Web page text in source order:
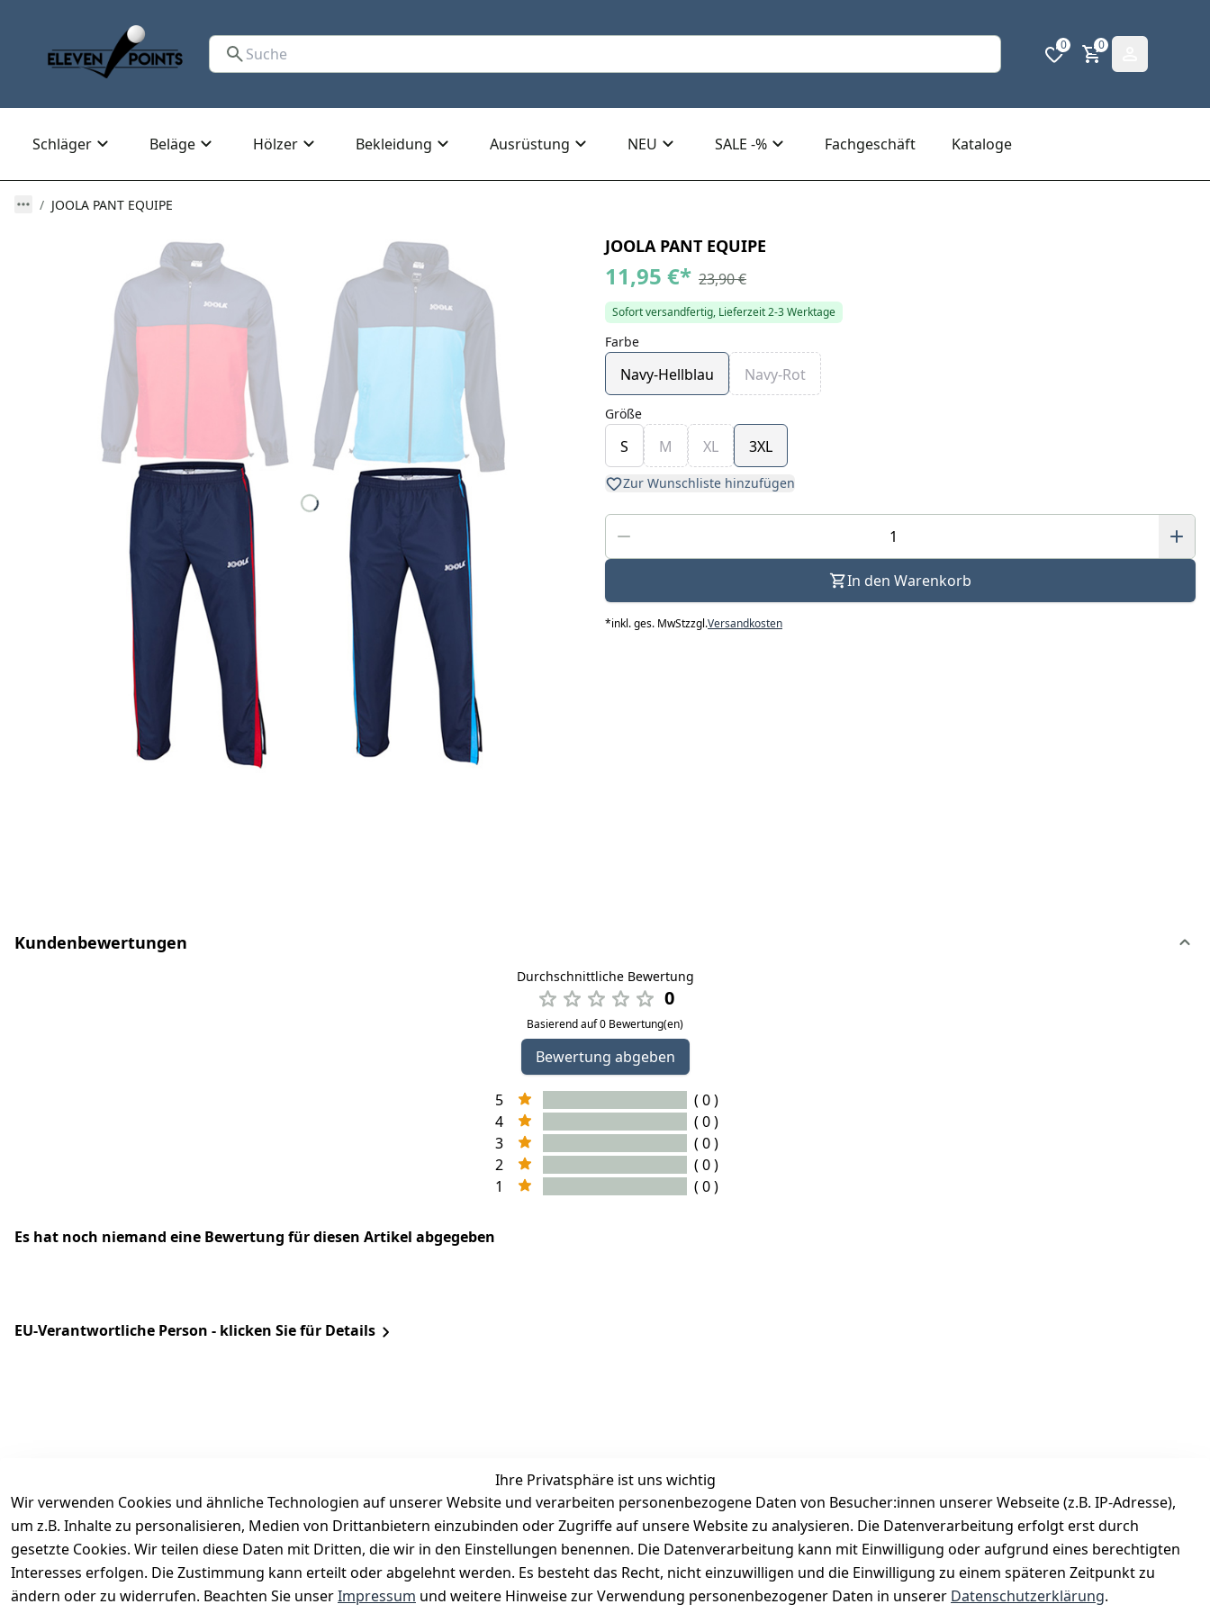
0 0
Schläger Beläge Hölzer Bekleidung Ausrüstung NEU SALE -% Fachgeschäft Kataloge
JOOLA PANT EQUIPE
JOOLA PANT EQUIPE
11,95 €* 23,90 €
Sofort versandfertig, Lieferzeit 2-3 Werktage
Farbe
Navy-Hellblau Navy-Rot
Größe
S M XL 3XL
Zur Wunschliste hinzufügen
In den Warenkorb
*inkl. ges. MwStzzgl.Versandkosten
Kundenbewertungen
Durchschnittliche Bewertung
0
Basierend auf 0 Bewertung(en)
Bewertung abgeben
5
( 0 )
4
( 0 )
3
( 0 )
2
( 0 )
1
( 0 )
Es hat noch niemand eine Bewertung für diesen Artikel abgegeben
EU-Verantwortliche Person - klicken Sie für Details
Ihre Privatsphäre ist uns wichtig
Wir verwenden Cookies und ähnliche Technologien auf unserer Website und verarbeiten personenbezogene Daten von Besucher:innen unserer Webseite (z.B. IP-Adresse),
um z.B. Inhalte zu personalisieren, Medien von Drittanbietern einzubinden oder Zugriffe auf unsere Website zu analysieren. Die Datenverarbeitung erfolgt erst durch
gesetzte Cookies. Wir teilen diese Daten mit Dritten, die wir in den Einstellungen benennen. Die Datenverarbeitung kann mit Einwilligung oder aufgrund eines berechtigten
Interesses erfolgen. Die Zustimmung kann erteilt oder abgelehnt werden. Es besteht das Recht, nicht einzuwilligen und die Einwilligung zu einem späteren Zeitpunkt zu
ändern oder zu widerrufen. Beachten Sie unserImpressum und weitere Hinweise zur Verwendung personenbezogener Daten in unserer Datenschutzerklärung.
Rechtliches
AGB
Impressum
Services
Kontakt
Registrieren
Katalog
Zahlungsmöglichkeiten
Vorkasse
PayPal
Versanddienstleister
Österreichische Post